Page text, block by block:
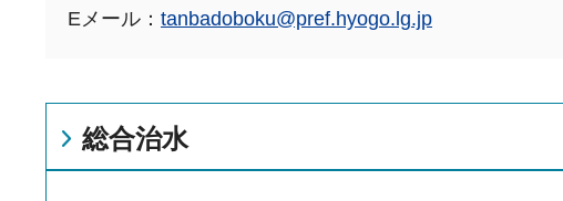
Eメール： tanbadoboku@pref.hyogo.lg.jp
総合治水